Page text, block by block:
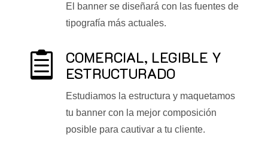
El banner se diseñará con las fuentes de
tipografía más actuales.

COMERCIAL, LEGIBLE Y
ESTRUCTURADO
Estudiamos la estructura y maquetamos
tu banner con la mejor composición
posible para cautivar a tu cliente.